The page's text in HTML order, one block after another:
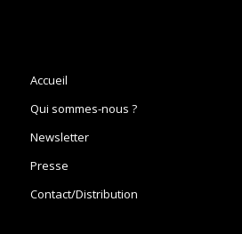
Accueil
Qui sommes-nous ?
Newsletter
Presse
Contact/Distribution